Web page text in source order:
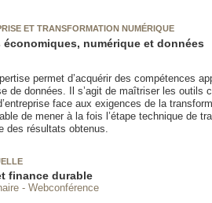
ET TRANSFORMATION NUMÉRIQUE
économiques, numérique et données
permet d’acquérir des compétences
de données. Il s’agit de maîtriser les outils
face aux exigences de la
de mener à la fois l’étape technique de
des résultats obtenus.
finance durable
- Webconférence